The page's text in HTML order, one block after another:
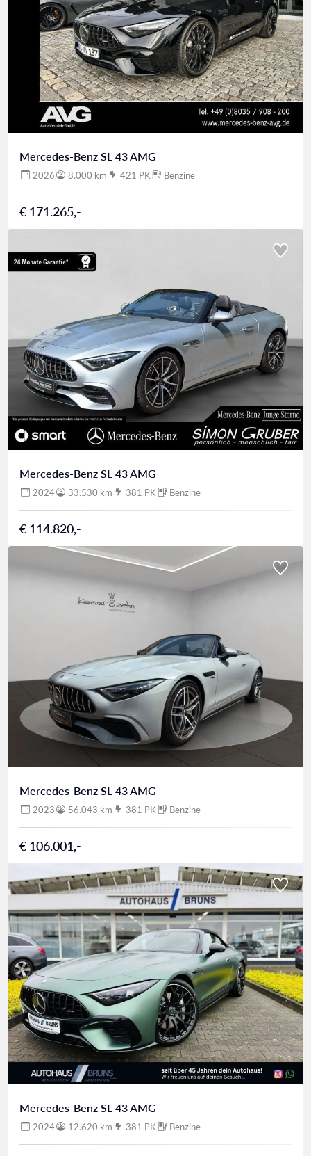
Mercedes-Benz SL 43 AMG
2026 8.000 km 421 PK Benzine
€ 171.265,-
Mercedes-Benz SL 43 AMG
2024 33.530 km 381 PK Benzine
€ 114.820,-
Mercedes-Benz SL 43 AMG
2023 56.043 km 381 PK Benzine
€ 106.001,-
Mercedes-Benz SL 43 AMG
2024 12.620 km 381 PK Benzine